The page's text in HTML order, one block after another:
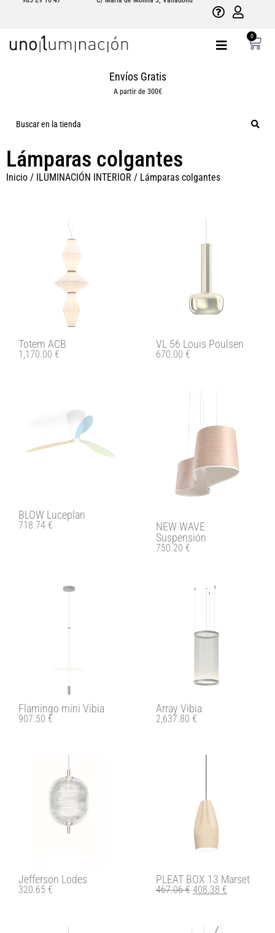
0
Envíos Gratis
A partir de 300€
Lámparas colgantes
Inicio / ILUMINACIÓN INTERIOR / Lámparas colgantes
Totem ACB
1,170.00 €
VL 56 Louis Poulsen
670.00 €
BLOW Luceplan
718.74 €
NEW WAVE
Suspensión
750.20 €
Flamingo mini Vibia
907.50 €
Array Vibia
2,637.80 €
Jefferson Lodes
320.65 €
PLEAT BOX 13 Marset
467.06€ 408.38 €